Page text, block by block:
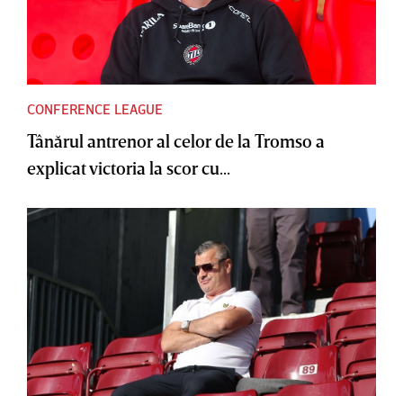
CONFERENCE LEAGUE
Tânărul antrenor al celor de la Tromso a
explicat victoria la scor cu...